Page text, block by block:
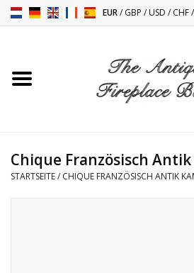
EUR/GBP /USD /CHF/
Startseite
Decor Zubehör
Chique Französisch
STARTSEITE/ CHIQUE FRANZÖSISCH ANTIK